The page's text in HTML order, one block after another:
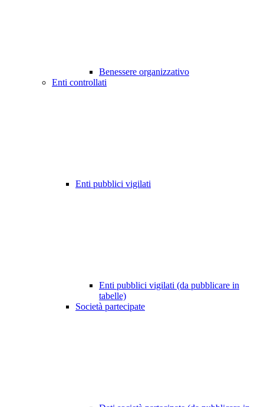
Benessere organizzativo
Enti controllati
Enti pubblici vigilati
Enti pubblici vigilati (da pubblicare in
tabelle)
Società partecipate